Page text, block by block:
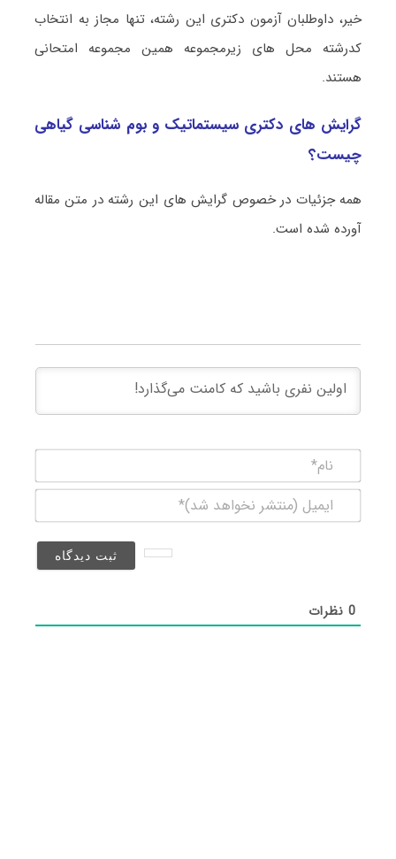
خیر، داوطلبان آزمون دکتری این رشته، تنها مجاز به انتخاب
کدرشته محل های زیرمجموعه همین مجموعه امتحانی
هستند.
گرایش های دکتری سیستماتیک و بو‌‌م‌ شناسی گیاهی
چیست؟
همه جزئیات در خصوص گرایش های این رشته در متن مقاله
آورده شده است.
(منتشر
0نظرات